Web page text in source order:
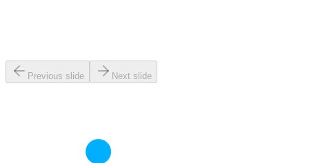
Previous slide Next slide